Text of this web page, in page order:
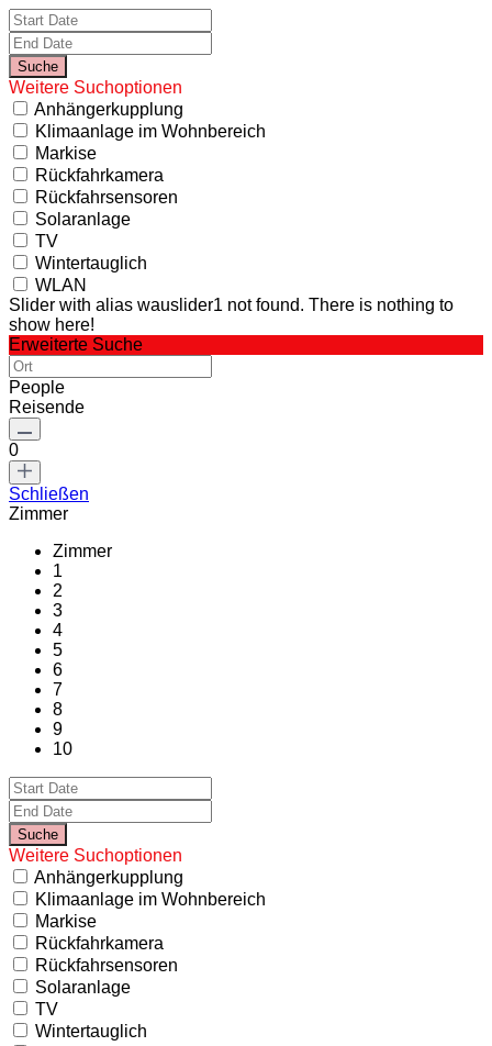
Weitere Suchoptionen
Anhängerkupplung
Klimaanlage im Wohnbereich
Markise
Rückfahrkamera
Rückfahrsensoren
Solaranlage
TV
Wintertauglich
WLAN
Slider with alias wauslider1 not found. There is nothing to
show here!
Erweiterte Suche
People
Reisende
0
Schließen
Zimmer
Zimmer
1
2
3
4
5
6
7
8
9
10
Weitere Suchoptionen
Anhängerkupplung
Klimaanlage im Wohnbereich
Markise
Rückfahrkamera
Rückfahrsensoren
Solaranlage
TV
Wintertauglich